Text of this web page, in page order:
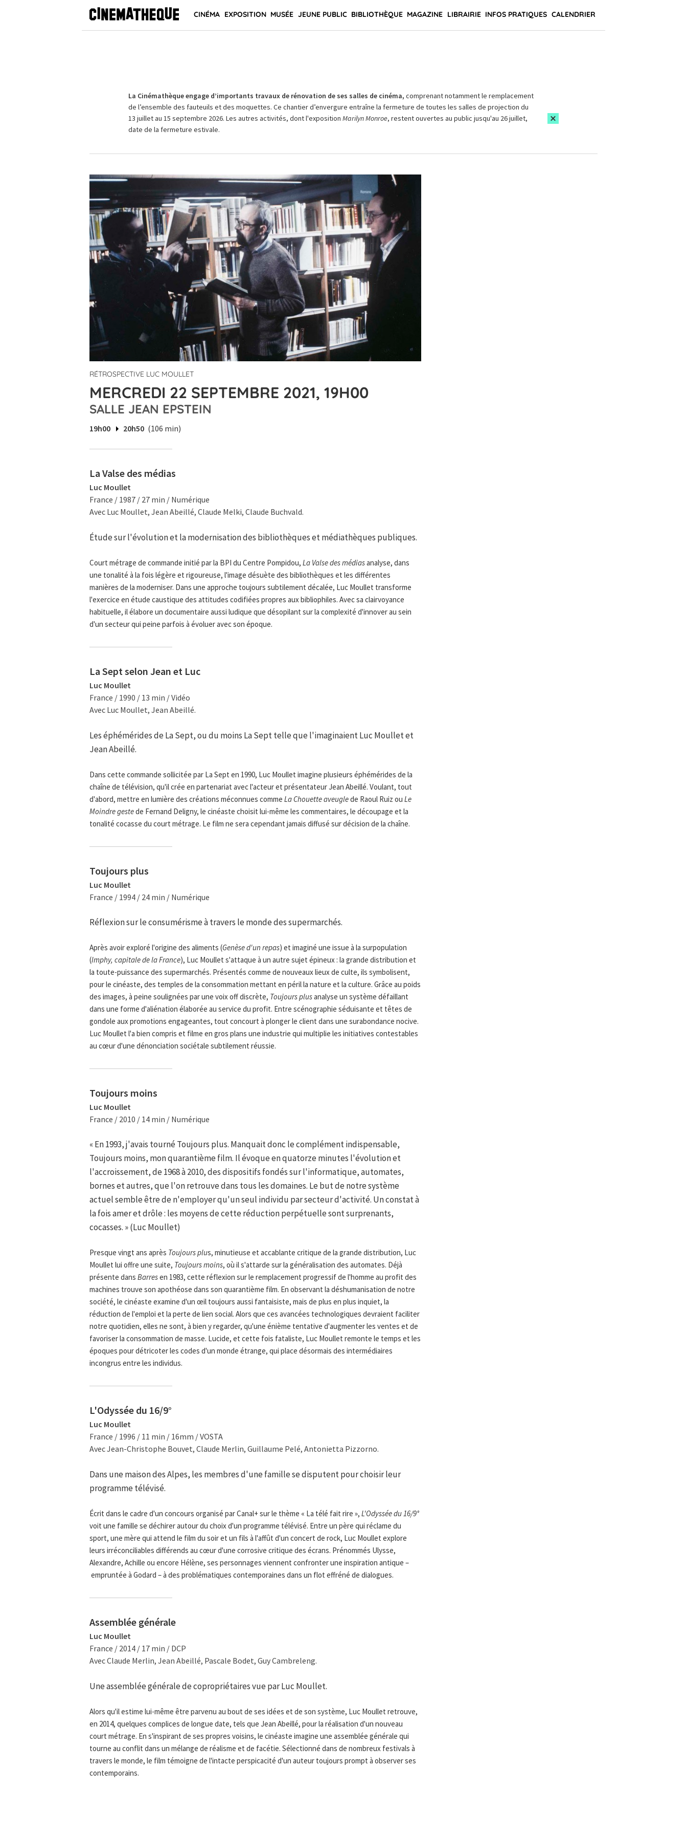
CINÉMA EXPOSITION MUSÉE JEUNE PUBLIC BIBLIOTHÈQUE MAGAZINE LIBRAIRIE INFOS PRATIQUES CALENDRIER
La Cinémathèque engage d’importants travaux de rénovation de ses salles de cinéma, comprenant notamment le remplacement
de l’ensemble des fauteuils et des moquettes. Ce chantier d’envergure entraîne la fermeture de toutes les salles de projection du
13 juillet au 15 septembre 2026. Les autres activités, dont l'exposition Marilyn Monroe, restent ouvertes au public jusqu'au 26 juillet,
date de la fermeture estivale.
RÉTROSPECTIVE LUC MOULLET
MERCREDI 22 SEPTEMBRE 2021, 19H00
SALLE JEAN EPSTEIN
19h00 20h50 (106 min)
La Valse des médias
Luc Moullet
France / 1987 / 27 min / Numérique
Avec Luc Moullet, Jean Abeillé, Claude Melki, Claude Buchvald.
Étude sur l'évolution et la modernisation des bibliothèques et médiathèques publiques.
Court métrage de commande initié par la BPI du Centre Pompidou, La Valse des médiasanalyse, dans
une tonalité à la fois légère et rigoureuse, l'image désuète des bibliothèques et les différentes
manières de la moderniser. Dans une approche toujours subtilement décalée, Luc Moullet transforme
l'exercice en étude caustique des attitudes codifiées propres aux bibliophiles. Avec sa clairvoyance
habituelle, il élabore un documentaire aussi ludique que désopilant sur la complexité d'innover au sein
d'un secteur qui peine parfois à évoluer avec son époque.
La Sept selon Jean et Luc
Luc Moullet
France / 1990 / 13 min / Vidéo
Avec Luc Moullet, Jean Abeillé.
Les éphémérides de La Sept, ou du moins La Sept telle que l'imaginaient Luc Moullet et
Jean Abeillé.
Dans cette commande sollicitée par La Sept en 1990, Luc Moullet imagine plusieurs éphémérides de la
chaîne de télévision, qu'il crée en partenariat avec l'acteur et présentateur Jean Abeillé. Voulant, tout
d'abord, mettre en lumière des créations méconnues comme La Chouette aveuglede Raoul Ruiz ou Le
Moindre gestede Fernand Deligny, le cinéaste choisit lui-même les commentaires, le découpage et la
tonalité cocasse du court métrage. Le film ne sera cependant jamais diffusé sur décision de la chaîne.
Toujours plus
Luc Moullet
France / 1994 / 24 min / Numérique
Réflexion sur le consumérisme à travers le monde des supermarchés.
Après avoir exploré l'origine des aliments (Genèse d'un repas) et imaginé une issue à la surpopulation
(Imphy, capitale de la France), Luc Moullet s'attaque à un autre sujet épineux : la grande distribution et
la toute-puissance des supermarchés. Présentés comme de nouveaux lieux de culte, ils symbolisent,
pour le cinéaste, des temples de la consommation mettant en péril la nature et la culture. Grâce au poids
des images, à peine soulignées par une voix off discrète, Toujours plusanalyse un système défaillant
dans une forme d'aliénation élaborée au service du profit. Entre scénographie séduisante et têtes de
gondole aux promotions engageantes, tout concourt à plonger le client dans une surabondance nocive.
Luc Moullet l'a bien compris et filme en gros plans une industrie qui multiplie les initiatives contestables
au cœur d'une dénonciation sociétale subtilement réussie.
Toujours moins
Luc Moullet
France / 2010 / 14 min / Numérique
« En 1993, j'avais tourné Toujours plus. Manquait donc le complément indispensable,
Toujours moins, mon quarantième film. Il évoque en quatorze minutes l'évolution et
l'accroissement, de 1968 à 2010, des dispositifs fondés sur l'informatique, automates,
bornes et autres, que l'on retrouve dans tous les domaines. Le but de notre système
actuel semble être de n'employer qu'un seul individu par secteur d'activité. Un constat à
la fois amer et drôle : les moyens de cette réduction perpétuelle sont surprenants,
cocasses. » (Luc Moullet)
Presque vingt ans après Toujours plus, minutieuse et accablante critique de la grande distribution, Luc
Moullet lui offre une suite, Toujours moins, où il s'attarde sur la généralisation des automates. Déjà
présente dans Barresen 1983, cette réflexion sur le remplacement progressif de l'homme au profit des
machines trouve son apothéose dans son quarantième film. En observant la déshumanisation de notre
société, le cinéaste examine d'un œil toujours aussi fantaisiste, mais de plus en plus inquiet, la
réduction de l'emploi et la perte de lien social. Alors que ces avancées technologiques devraient faciliter
notre quotidien, elles ne sont, à bien y regarder, qu'une énième tentative d'augmenter les ventes et de
favoriser la consommation de masse. Lucide, et cette fois fataliste, Luc Moullet remonte le temps et les
époques pour détricoter les codes d'un monde étrange, qui place désormais des intermédiaires
incongrus entre les individus.
L'Odyssée du 16/9°
Luc Moullet
France / 1996 / 11 min / 16mm / VOSTA
Avec Jean-Christophe Bouvet, Claude Merlin, Guillaume Pelé, Antonietta Pizzorno.
Dans une maison des Alpes, les membres d'une famille se disputent pour choisir leur
programme télévisé.
Écrit dans le cadre d'un concours organisé par Canal+ sur le thème « La télé fait rire », L'Odyssée du 16/9°
voit une famille se déchirer autour du choix d'un programme télévisé. Entre un père qui réclame du
sport, une mère qui attend le film du soir et un fils à l'affût d'un concert de rock, Luc Moullet explore
leurs irréconciliables différends au cœur d'une corrosive critique des écrans. Prénommés Ulysse,
Alexandre, Achille ou encore Hélène, ses personnages viennent confronter une inspiration antique –
empruntée à Godard – à des problématiques contemporaines dans un flot effréné de dialogues.
Assemblée générale
Luc Moullet
France / 2014 / 17 min / DCP
Avec Claude Merlin, Jean Abeillé, Pascale Bodet, Guy Cambreleng.
Une assemblée générale de copropriétaires vue par Luc Moullet.
Alors qu'il estime lui-même être parvenu au bout de ses idées et de son système, Luc Moullet retrouve,
en 2014, quelques complices de longue date, tels que Jean Abeillé, pour la réalisation d'un nouveau
court métrage. En s'inspirant de ses propres voisins, le cinéaste imagine une assemblée générale qui
tourne au conflit dans un mélange de réalisme et de facétie. Sélectionné dans de nombreux festivals à
travers le monde, le film témoigne de l'intacte perspicacité d'un auteur toujours prompt à observer ses
contemporains.